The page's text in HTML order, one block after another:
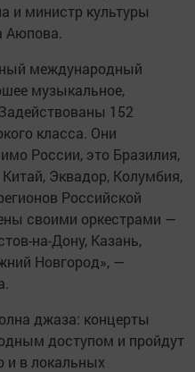
и министр культуры
Аюпова.
международный
музыкальное,
152
класса. Они
России, это Бразилия,
Эквадор, Колумбия,
Российской
своими оркестрами —
на-Дону, Казань,
Новгород», —
джаза: концерты
доступом и пройдут
и в локальных